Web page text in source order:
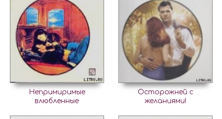
Непримиримые
влюбленные
Осторожней с
желаниями!